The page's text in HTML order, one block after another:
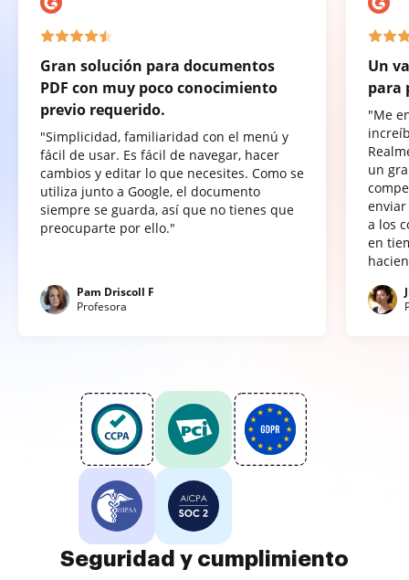
Gran solución para documentos
PDF con muy poco conocimiento
previo requerido.
"Simplicidad, familiaridad con el menú y
fácil de usar. Es fácil de navegar, hacer
cambios y editar lo que necesites. Como se
utiliza junto a Google, el documento
siempre se guarda, así que no tienes que
preocuparte por ello."
Pam Driscoll F
Profesora
Un
para
"Me
un
a los
en
Seguridad y cumplimiento